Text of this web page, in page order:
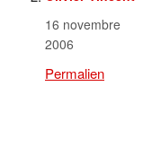
16 novembre
2006
Permalien